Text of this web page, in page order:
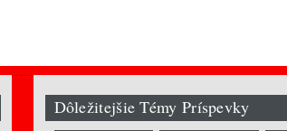
Dôležitejšie Témy Príspevky